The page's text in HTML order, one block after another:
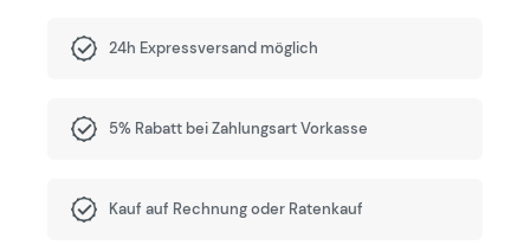
24h Expressversand möglich
5% Rabatt bei Zahlungsart Vorkasse
Kauf auf Rechnung oder Ratenkauf